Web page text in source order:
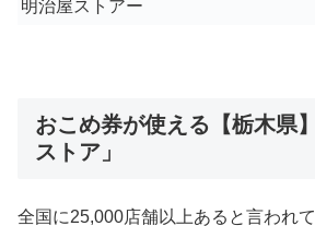
明治屋ストアー
おこめ券が使える【栃木県
ストア」
全国に25,000店舗以上あると言われ